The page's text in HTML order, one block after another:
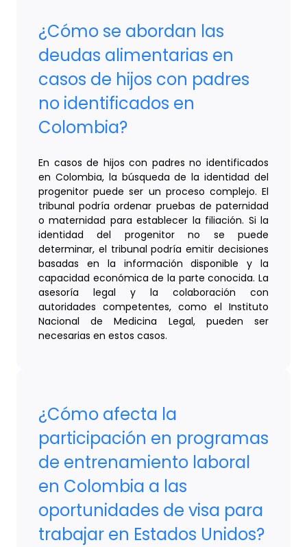
¿Cómo se abordan las
deudas alimentarias en
casos de hijos con padres
no identificados en
Colombia?
En casos de hijos con padres no identificados
en Colombia, la búsqueda de la identidad del
progenitor puede ser un proceso complejo. El
tribunal podría ordenar pruebas de paternidad
o maternidad para establecer la filiación. Si la
identidad del progenitor no se puede
determinar, el tribunal podría emitir decisiones
basadas en la información disponible y la
capacidad económica de la parte conocida. La
asesoría legal y la colaboración con
autoridades competentes, como el Instituto
Nacional de Medicina Legal, pueden ser
necesarias en estos casos.
¿Cómo afecta la
participación en programas
de entrenamiento laboral
en Colombia a las
oportunidades de visa para
trabajar en Estados Unidos?